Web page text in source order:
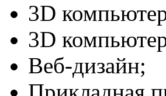
3D
3D
Веб-дизайн;